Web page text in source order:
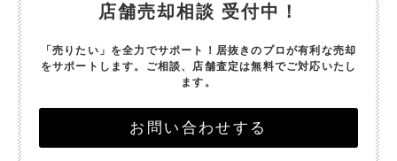
店舗売却相談 受付中！
「売りたい」を全力でサポート！ 居抜きのプロが有利な売却
をサポートします。 ご相談、店舗査定は無料でご対応いたし
ます。
お問い合わせする